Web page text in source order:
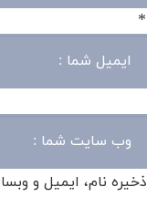
*
ذخیره نام، ایمیل و